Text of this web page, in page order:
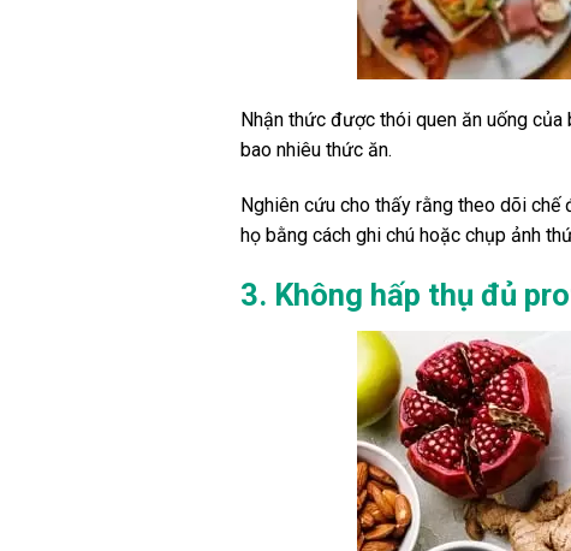
Nhận thức được thói quen ăn uống
bao nhiêu thức ăn.
Nghiên cứu cho thấy rằng theo dõi
họ bằng cách ghi chú hoặc chụp ảnh
3. Không hấp thụ đủ